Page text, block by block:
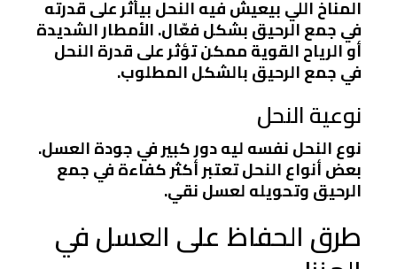
المناخ اللي بيعيش فيه النحل بيأثر على قدرته
في جمع الرحيق بشكل فعّال. الأمطار الشديدة
أو الرياح القوية ممكن تؤثر على قدرة النحل
في جمع الرحيق بالشكل المطلوب.
نوعية النحل
نوع النحل نفسه ليه دور كبير في جودة العسل.
بعض أنواع النحل تعتبر أكثر كفاءة في جمع
الرحيق وتحويله لعسل نقي.
طرق الحفاظ على العسل في